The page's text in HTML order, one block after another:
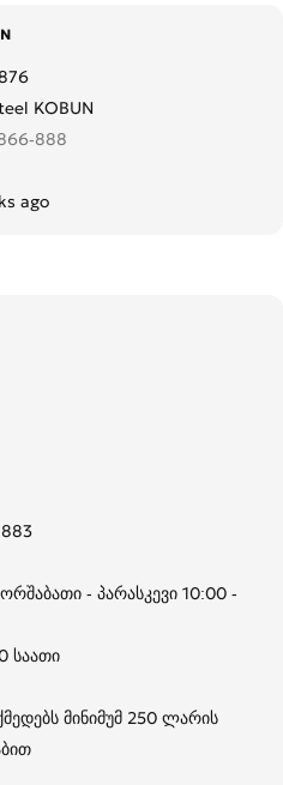
KOBUN
888
ago
- პარასკევი 10:00 -
საათი
მინიმუმ 250 ლარის